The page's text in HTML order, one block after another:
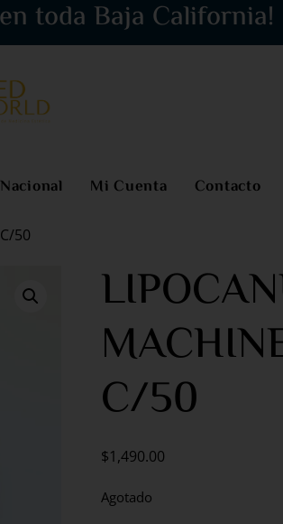
toda Baja California!
Mi Cuenta Contacto
50
C/50
$1,490.00
Agotado